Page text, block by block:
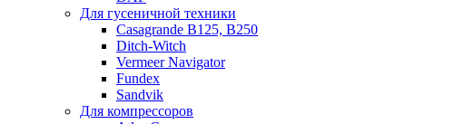
Для гусеничной техники
Casagrande B125, B250
Ditch-Witch
Vermeer Navigator
Fundex
Sandvik
Для компрессоров